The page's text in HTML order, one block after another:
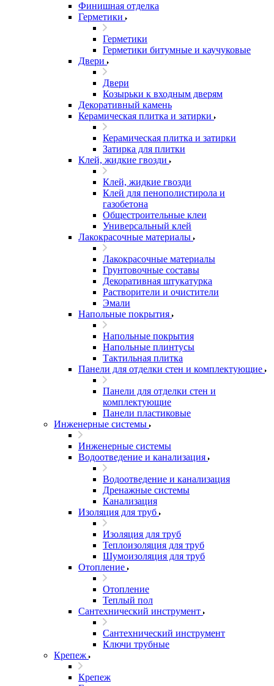
Финишная отделка
Герметики
Герметики
Герметики битумные и каучуковые
Двери
Двери
Козырьки к входным дверям
Декоративный камень
Керамическая плитка и затирки
Керамическая плитка и затирки
Затирка для плитки
Клей, жидкие гвозди
Клей, жидкие гвозди
Клей для пенополистирола и
газобетона
Общестроительные клеи
Универсальный клей
Лакокрасочные материалы
Лакокрасочные материалы
Грунтовочные составы
Декоративная штукатурка
Растворители и очистители
Эмали
Напольные покрытия
Напольные покрытия
Напольные плинтусы
Тактильная плитка
Панели для отделки стен и комплектующие
Панели для отделки стен и
комплектующие
Панели пластиковые
Инженерные системы
Инженерные системы
Водоотведение и канализация
Водоотведение и канализация
Дренажные системы
Канализация
Изоляция для труб
Изоляция для труб
Теплоизоляция для труб
Шумоизоляция для труб
Отопление
Отопление
Теплый пол
Сантехнический инструмент
Сантехнический инструмент
Ключи трубные
Крепеж
Крепеж